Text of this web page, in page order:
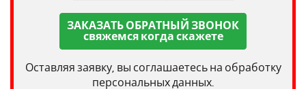
ЗАКАЗАТЬ ОБРАТНЫЙ ЗВОНОК
свяжемся когда скажете
Оставляя заявку, вы соглашаетесь на обработку
персональных данных.